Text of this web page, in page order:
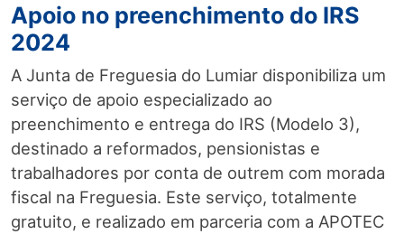
Apoio no preenchimento do IRS
2024
A Junta de Freguesia do Lumiar disponibiliza um
serviço de apoio especializado ao
preenchimento e entrega do IRS (Modelo 3),
destinado a reformados, pensionistas e
trabalhadores por conta de outrem com morada
fiscal na Freguesia. Este serviço, totalmente
gratuito, e realizado em parceria com a APOTEC